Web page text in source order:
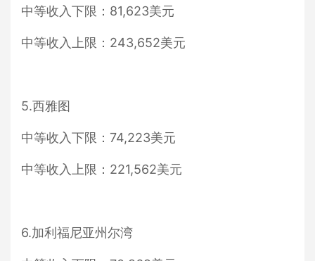
中等收入下限：81,623美元
中等收入上限：243,652美元
5.西雅图
中等收入下限：74,223美元
中等收入上限：221,562美元
6.加利福尼亚州尔湾